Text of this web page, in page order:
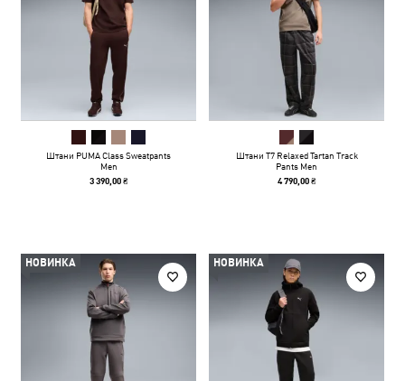
Штани PUMA Class Sweatpants
Men
3 390,00 ₴
Штани T7 Relaxed Tartan Track
Pants Men
4 790,00 ₴
НОВИНКА НОВИНКА